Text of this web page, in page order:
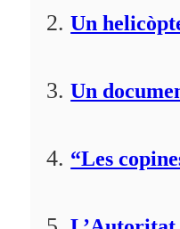
Un
Un
“Les